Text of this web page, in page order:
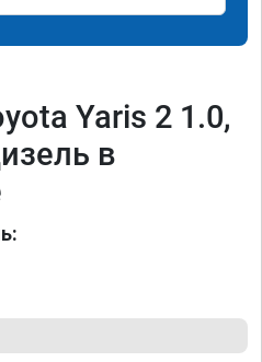
Yaris 2 1.0,
в